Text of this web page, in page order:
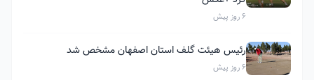
6 روز پیش
رئیس هیئت گلف استان اصفهان مشخص شد
6 روز پیش